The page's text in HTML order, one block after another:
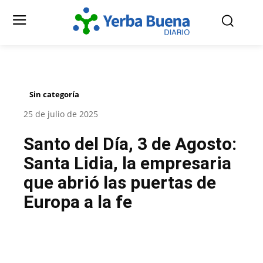
Sin categoría
25 de julio de 2025
Santo del Día, 3 de Agosto:
Santa Lidia, la empresaria
que abrió las puertas de
Europa a la fe